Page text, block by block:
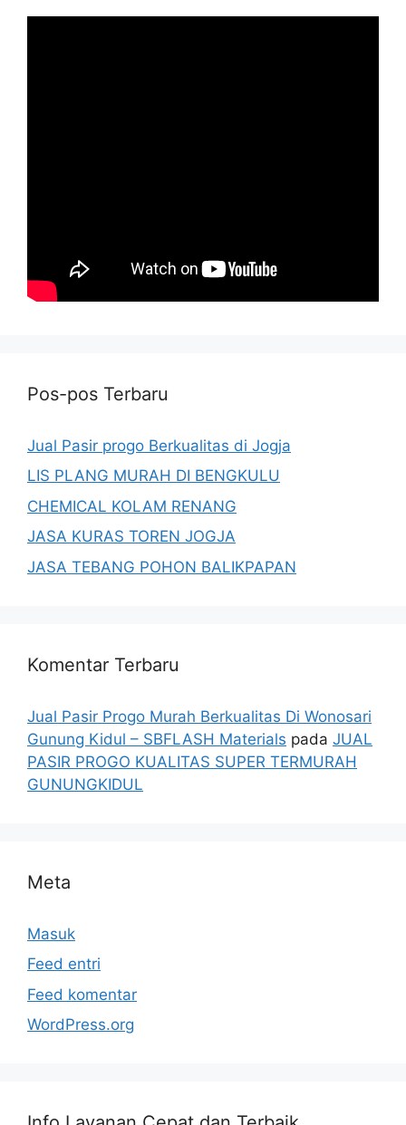
Pos-pos Terbaru
Jual Pasir progo Berkualitas di Jogja
LIS PLANG MURAH DI BENGKULU
CHEMICAL KOLAM RENANG
JASA KURAS TOREN JOGJA
JASA TEBANG POHON BALIKPAPAN
Komentar Terbaru
Jual Pasir Progo Murah Berkualitas Di Wonosari
Gunung Kidul – SBFLASH Materials pada JUAL
PASIR PROGO KUALITAS SUPER TERMURAH
GUNUNGKIDUL
Meta
Masuk
Feed entri
Feed komentar
WordPress.org